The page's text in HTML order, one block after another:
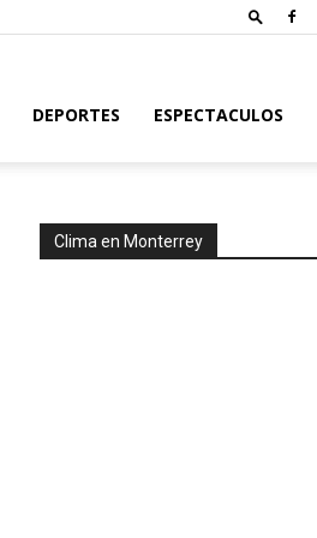
DEPORTES ESPECTACULOS
Clima en Monterrey